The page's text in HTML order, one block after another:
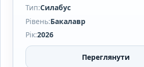
Тип:Силабус
Рівень:Бакалавр
Рік:2026
Переглянути